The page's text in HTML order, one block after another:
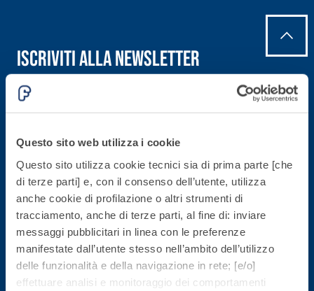
Questo sito web utilizza i cookie
Questo sito utilizza cookie tecnici sia di prima parte [che
di terze parti] e, con il consenso dell’utente, utilizza
anche cookie di profilazione o altri strumenti di
tracciamento, anche di terze parti, al fine di: inviare
messaggi pubblicitari in linea con le preferenze
manifestate dall’utente stesso nell’ambito dell’utilizzo
delle funzionalità e della navigazione in rete; [e/o]
effettuare analisi e monitoraggio dei comportamenti
Sistema RIPRISTINO
DEL CALCESTRUZZO
PRODOTTI
TIXOTROPICI
GEOACTIVE R4 40
Malta rapida
contenente speciali
leganti
FASSAFLOOR
– FONDI DI
POSA
FASSAFLOOR L
A 8.30
Lisciatura
autolivellante
a base di
anidrite e
Iscriviti alla newsletter
Rimani aggiornato con le ultime novità di Fassa Bortolo
Sede direzionale
Fassa S.r.l.
via Lazzaris, 3